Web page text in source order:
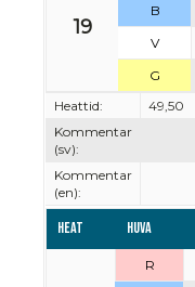
19
B
V
G
Heattid:
49,50
Kommentar
(sv):
Kommentar
(en):
Heat Huva
R